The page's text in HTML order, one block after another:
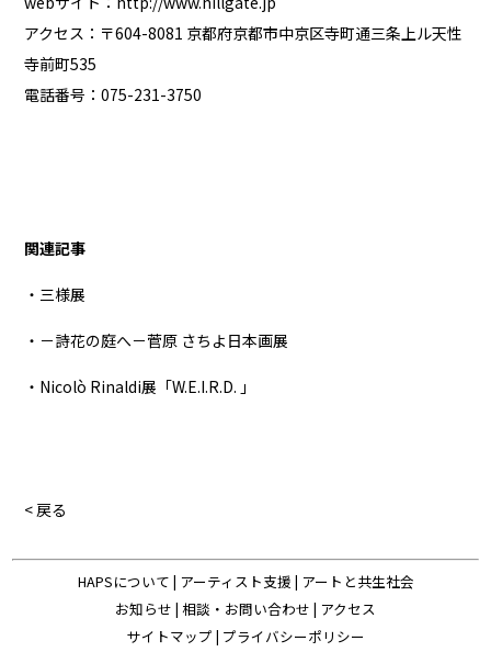
アクセス：〒604-8081 京都府京都市中京区寺町通三条上ル天性
寺前町535
電話番号：075-231-3750
関連記事
・三様展
・－詩花の庭へ－菅原 さちよ日本画展
・Nicolò Rinaldi展「W.E.I.R.D. 」
< 戻る
HAPSについて | アーティスト支援 | アートと共生社会
お知らせ | 相談・お問い合わせ | アクセス
サイトマップ | プライバシーポリシー